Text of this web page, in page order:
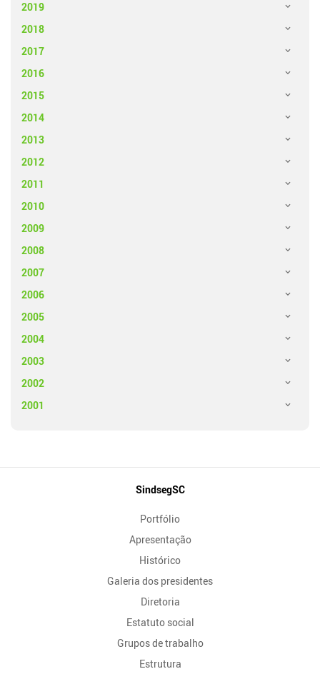
2019
2018
2017
2016
2015
2014
2013
2012
2011
2010
2009
2008
2007
2006
2005
2004
2003
2002
2001
SindsegSC
Portfólio
Apresentação
Histórico
Galeria dos presidentes
Diretoria
Estatuto social
Grupos de trabalho
Estrutura